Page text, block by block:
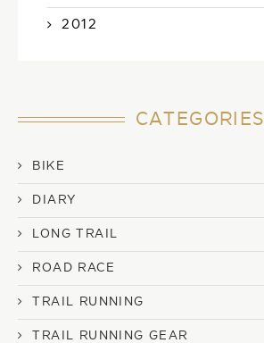
2012
CATEGORIES
BIKE
DIARY
LONG TRAIL
ROAD RACE
TRAIL RUNNING
TRAIL RUNNING GEAR